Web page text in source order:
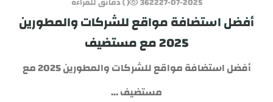
أفضل استضافة مواقع للشركات والمطورين
2025 مع مستضيف
أفضل استضافة مواقع للشركات والمطورين 2025 مع
مستضيف ...